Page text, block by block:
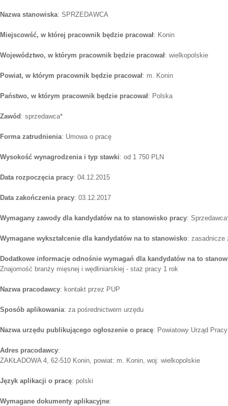
Nazwa stanowiska: SPRZEDAWCA
Miejscowść, w której pracownik będzie pracował: Konin
Województwo, w którym pracownik będzie pracował: wielkopolskie
Powiat, w którym pracownik będzie pracował: m. Konin
Państwo, w którym pracownik będzie pracował: Polska
Zawód : sprzedawca*
Forma zatrudnienia: Umowa o pracę
Wysokość wynagrodzenia i typ stawki: od 1 750 PLN
Data rozpoczęcia pracy: 04.12.2015
Data zakończenia pracy: 03.12.2017
Wymagany zawody dla kandydatów na to stanowisko pracy:
Wymagane wykształcenie dla kandydatów na to stanowisko: zasadnicze
Dodatkowe informacje odnośnie wymagań dla kandydatów na to
Znajomość branży mięsnej i wędliniarskiej - staż pracy 1 rok
Nazwa pracodawcy: kontakt przez PUP
Sposób aplikowania: za pośrednictwem urzędu
Nazwa urzędu publikującego ogłoszenie o pracę: Powiatowy Urząd
Adres pracodawcy:
ZAKŁADOWA 4, 62-510 Konin, powiat: m. Konin, woj: wielkopolskie
Język aplikacji o pracę: polski
Wymagane dokumenty aplikacyjne: